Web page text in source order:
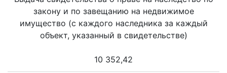
закону и по завещанию на недвижимое
имущество (с каждого наследника за каждый
объект, указанный в свидетельстве)
10 352,42